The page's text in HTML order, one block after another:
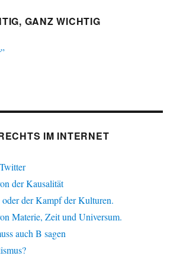
GANZ WICHTIG
IM INTERNET
der Kausalität
der Kampf der Kulturen.
Materie, Zeit und Universum.
auch B sagen